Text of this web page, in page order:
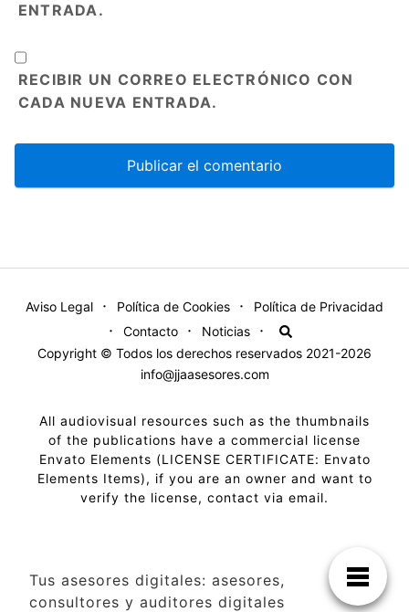
ENTRADA.
RECIBIR UN CORREO ELECTRÓNICO CON
CADA NUEVA ENTRADA.
Aviso Legal Política de Cookies
Política de Privacidad
Contacto
Noticias
Copyright © Todos los derechos reservados 2021-2026
info@jjaasesores.com
All audiovisual resources such as the thumbnails
of the publications have a commercial license
Envato Elements (LICENSE CERTIFICATE: Envato
Elements Items), if you are an owner and want to
verify the license, contact via email.
Tus asesores digitales: asesores,
consultores y auditores digitales